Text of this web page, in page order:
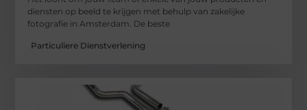
diensten op beeld te krijgen met behulp van zakelijke
fotografie in Amsterdam. De beste
Particuliere Dienstverlening